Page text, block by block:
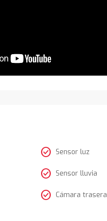
check_circle Sensor luz
check_circle Sensor lluvia
check_circle Cámara trasera